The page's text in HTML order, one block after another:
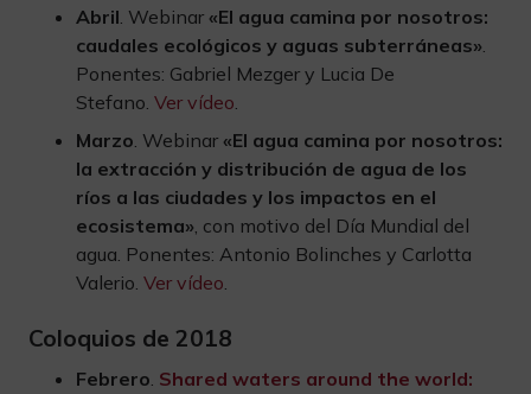
Abril . Webinar «El agua camina por nosotros:
caudales ecológicos y aguas subterráneas»
Ponentes: Gabriel Mezger y Lucia De
Stefano. Ver vídeo
Marzo . Webinar «El agua camina por nosotros:
la extracción y distribución de agua de los
ríos a las ciudades y los impactos en el
ecosistema» , con motivo del Día Mundial del
agua. Ponentes: Antonio Bolinches y Carlotta
Valerio. Ver vídeo
Coloquios de 2018
Febrero Shared waters around the world: